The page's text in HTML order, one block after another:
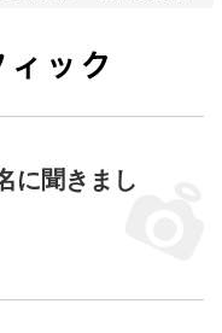
に聞きまし